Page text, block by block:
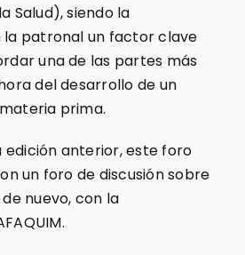
Salud), siendo la
patronal un factor clave
una de las partes más
del desarrollo de un
prima.
edición anterior, este foro
un foro de discusión sobre
nuevo, con la